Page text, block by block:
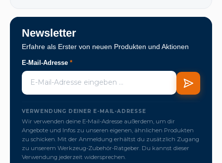
Newsletter
Erfahre als Erster von neuen Produkten und Aktionen
E-Mail-Adresse *
VERWENDUNG DEINER E-MAIL-ADRESSE
Wir verwenden deine E-Mail-Adresse außerdem, um dir
Angebote und Infos zu unseren eigenen, ähnlichen Produkten
zu schicken. Mit der Anmeldung erhältst du zusätzlich Zugang
zu unserem Werkzeug-Zubehör-Ratgeber. Du kannst dieser
Verwendung jederzeit widersprechen.